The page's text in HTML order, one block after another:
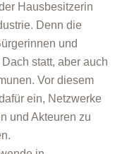
Hausbesitzerin
Denn die
und
statt, aber auch
Vor diesem
ein, Netzwerke
und Akteuren zu